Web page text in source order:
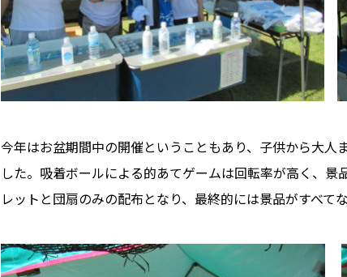
今年はお盆期間中の開催ということもあり、子供から大
した。吸着ボールによる的あてゲームは回転率が高く、
レットと団扇のみの配布となり、最終的には景品がすべて